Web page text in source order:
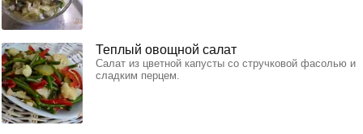
Теплый овощной салат
Салат из цветной капусты со стручковой фасолью и
сладким перцем.